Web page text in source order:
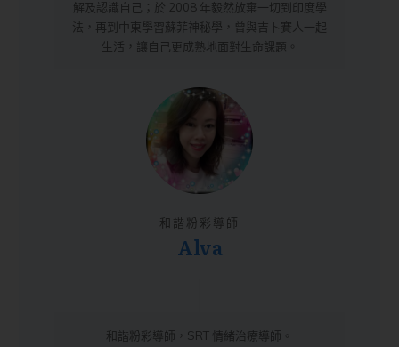
解及認識自己；於 2008 年毅然放棄一切到印度學
法，再到中東學習蘇菲神秘學，曾與吉卜賽人一起
生活，讓自己更成熟地面對生命課題。
和諧粉彩導師
Alva
和諧粉彩導師，SRT 情緒治療導師。